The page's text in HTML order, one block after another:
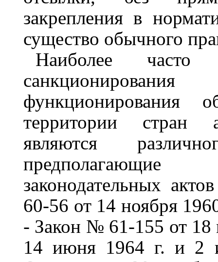
закрепления в
существо обычного
Наиболее часто
функционирования
территории стран
являются
предполагающие
законодательных
60-56 от 14 ноября
- Закон № 61-155 от 18
14 июня 1964 г. и 2